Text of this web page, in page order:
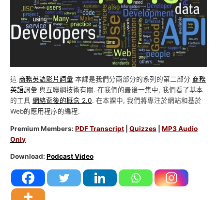
這商務英語影片詞彙 本課是我們分兩部分的系列的第二部分商務
英語詞彙 與互聯網技術有關. 在我們的最後一集中, 我們看了基本
的工具網絡背後的概念 2.0. 在本課中, 我們將專注於網站和基於
Web的應用程序的編程.
Premium Members:PDF Transcript |Quizzes |MP3 Audio
Only
Download:Podcast Video